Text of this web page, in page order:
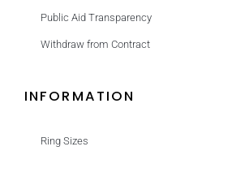
Public Aid Transparency
Withdraw from Contract
INFORMATION
Ring Sizes